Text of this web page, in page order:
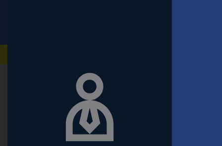
Orodje & Delavnica
KS Tools 9173990 9173990 vtičnica